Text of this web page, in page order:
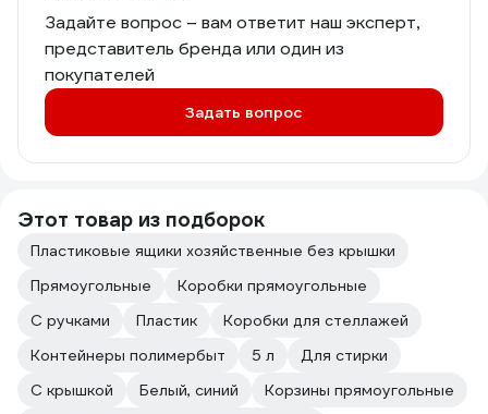
Задайте вопрос – вам ответит наш эксперт,
представитель бренда или один из
покупателей
Задать вопрос
Этот товар из подборок
Пластиковые ящики хозяйственные без крышки
Прямоугольные
Коробки прямоугольные
С ручками
Пластик
Коробки для стеллажей
Контейнеры полимербыт
5 л
Для стирки
С крышкой
Белый, синий
Корзины прямоугольные